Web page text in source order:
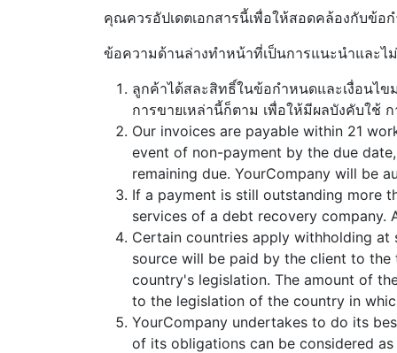
คุณควรอัปเดตเอกสารนี้เพื่อให้สอดคล้องกับข้อ
ข้อความด้านล่างทำหน้าที่เป็นการแนะนำและไ
ลูกค้าได้สละสิทธิ์ในข้อกำหนดและเงื่อนไข
การขายเหล่านี้ก็ตาม เพื่อให้มีผลบังคับใช้
Our invoices are payable within 21
event of non-payment by the due
remaining due. YourCompany will be
If a payment is still outstanding more
services of a debt recovery company.
Certain countries apply withholding
source will be paid by the client to
country's legislation. The amount of
to the legislation of the country in
YourCompany undertakes to do its
of its obligations can be considered